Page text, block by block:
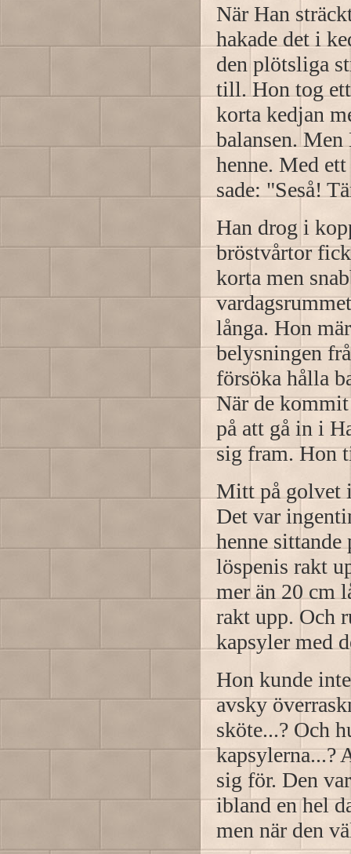
När Han
hakade det i
den plötsliga
till. Hon tog
korta kedjan
balansen. Men
henne. Med
sade: "Seså!
Han drog i
bröstvårtor
korta men
långa. Hon
belysningen
försöka hålla
När de
på att gå in i
sig fram. Hon
Mitt på golvet
Det var
henne
löspenis rakt
mer än 20 cm
rakt upp. Och
kapsyler med
Hon kunde
avsky
sköte...? Och
kapsylerna...?
sig för. Den
ibland en hel
men när den